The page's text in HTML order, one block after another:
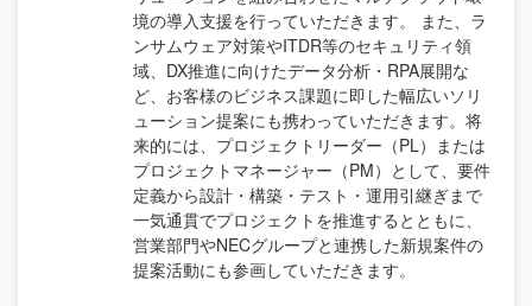
境の導入支援を行っていただきます。 また、ラ
ンサムウェア対策やITDR等のセキュリティ領
域、DX推進に向けたデータ分析・RPA展開な
ど、お客様のビジネス課題に即した幅広いソリ
ューション提案にも携わっていただきます。将
来的には、プロジェクトリーダー（PL）または
プロジェクトマネージャー（PM）として、要件
定義から設計・構築・テスト・運用引継ぎまで
一気通貫でプロジェクトを推進するとともに、
営業部門やNECグループと連携した新規案件の
提案活動にも参画していただきます。